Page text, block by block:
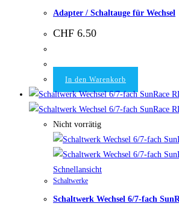
Adapter / Schaltauge für Wechsel
CHF 6.50
In den Warenkorb
Nicht vorrätig
Schnellansicht
Schaltwerke
Schaltwerk Wechsel 6/7-fach